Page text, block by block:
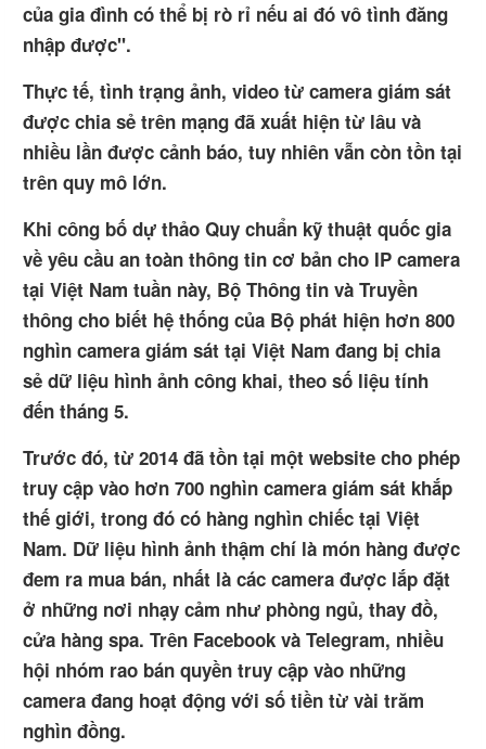
của gia đình có thể bị rò rỉ nếu ai đó vô tình đăng
nhập được".
Thực tế, tình trạng ảnh, video từ camera giám sát
được chia sẻ trên mạng đã xuất hiện từ lâu và
nhiều lần được cảnh báo, tuy nhiên vẫn còn tồn tại
trên quy mô lớn.
Khi công bố dự thảo Quy chuẩn kỹ thuật quốc gia
về yêu cầu an toàn thông tin cơ bản cho IP camera
tại Việt Nam tuần này, Bộ Thông tin và Truyền
thông cho biết hệ thống của Bộ phát hiện hơn 800
nghìn camera giám sát tại Việt Nam đang bị chia
sẻ dữ liệu hình ảnh công khai, theo số liệu tính
đến tháng 5.
Trước đó, từ 2014 đã tồn tại một website cho phép
truy cập vào hơn 700 nghìn camera giám sát khắp
thế giới, trong đó có hàng nghìn chiếc tại Việt
Nam. Dữ liệu hình ảnh thậm chí là món hàng được
đem ra mua bán, nhất là các camera được lắp đặt
ở những nơi nhạy cảm như phòng ngủ, thay đồ,
cửa hàng spa. Trên Facebook và Telegram, nhiều
hội nhóm rao bán quyền truy cập vào những
camera đang hoạt động với số tiền từ vài trăm
nghìn đồng.